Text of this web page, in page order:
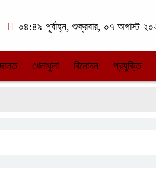
০৪:৪৯ পূর্বাহ্ন, শুক্রবার, ০৭ অগাস্ট
খেলাধুলা বিনোদন প্রযুক্তি